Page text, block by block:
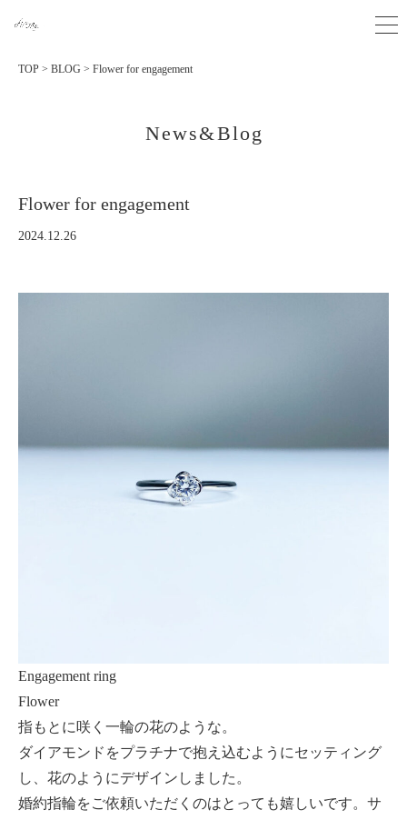
TOP > BLOG > Flower for engagement
News&Blog
Flower for engagement
2024.12.26
Engagement ring
Flower
指もとに咲く一輪の花のような。
ダイアモンドをプラチナで抱え込むようにセッティング
し、花のようにデザインしました。
婚約指輪をご依頼いただくのはとっても嬉しいです。サ